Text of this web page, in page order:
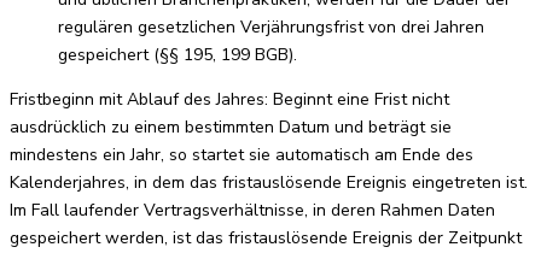
regulären gesetzlichen Verjährungsfrist von drei Jahren
gespeichert (§§ 195, 199 BGB).
Fristbeginn mit Ablauf des Jahres: Beginnt eine Frist nicht
ausdrücklich zu einem bestimmten Datum und beträgt sie
mindestens ein Jahr, so startet sie automatisch am Ende des
Kalenderjahres, in dem das fristauslösende Ereignis eingetreten ist.
Im Fall laufender Vertragsverhältnisse, in deren Rahmen Daten
gespeichert werden, ist das fristauslösende Ereignis der Zeitpunkt